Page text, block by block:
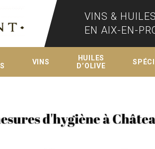
VINS &
EN AIX-EN-
VINS
HUILES
D’OLIVE